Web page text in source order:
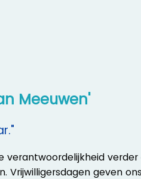
Meeuwen'
verantwoordelijkheid
Vrijwilligersdagen geven